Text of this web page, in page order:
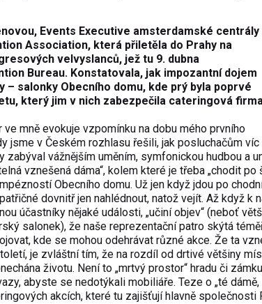
Events Executive amsterdamské centrály
Association, která přiletěla do Prahy na
velvyslanců, jež tu 9. dubna
Bureau. Konstatovala, jak impozantní dojem
salonky Obecního domu, kde prý byla poprvé
který jim v nich zabezpečila cateringová
mně evokuje vzpomínku na dobu mého prvního
jsme v Českém rozhlasu řešili, jak posluchačům víc
vážnějším uměním, symfonickou hudbou a
vznešená dáma“, kolem které je třeba „chodit
Obecního domu. Už jen když jdou po
dovnitř jen nahlédnout, natož vejít. Až když k
účastníky nějaké události, „učiní objev“ (neboť
salonek), že naše reprezentační patro skýtá
kde se mohou odehrávat různé akce. Že ta
je zvláštní tím, že na rozdíl od drtivé většiny
životu. Není to „mrtvý prostor“ hradu či
abyste se nedotýkali mobiliáře. Teze o „té
akcích, které tu zajišťují hlavně společnosti